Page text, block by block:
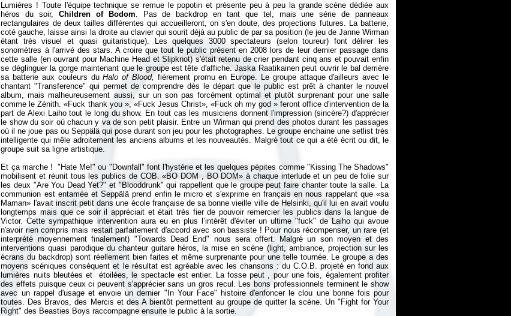
Lumières ! Toute l'équipe technique se remue le popotin et présente peu à peu la grande scène dédiée aux
héros du soir, Children of Bodom. Pas de backdrop en tant que tel, mais une série de panneaux
rectangulaires de deux tailles différentes qui accueilleront, on s'en doute, des projections futures. La batterie,
coté gauche, laisse ainsi la droite au clavier qui sourit déjà au public de par sa position (le jeu de Janne Wirman
étant très visuel et quasi guitaristique). Les quelques 3000 spectateurs (selon toureur) font délirer les
sonomètres à l'arrivé des stars. A croire que tout le public présent en 2008 lors de leur dernier passage dans
cette salle (en ouvrant pour Machine Head et Slipknot) s'était retenu de crier pendant cinq ans et pouvait enfin
se déglinguer la gorge maintenant que le groupe est tête d'affiche. Jaska Raatikainen peut ouvrir le bal derrière
sa batterie aux couleurs duHalo of Blood, fièrement promu en Europe. Le groupe attaque d'ailleurs avec le
chantant "Transference" qui permet de comprendre dès le départ que le public est prêt à chanter le nouvel
album, mais malheureusement aussi, sur un son pas forcément optimal et plutôt surprenant pour une salle
comme le Zénith. «Fuck thank you », «Fuck Jesus Christ», «Fuck oh my god » feront office d'intervention de la
part de Alexi Laiho tout le long du show. En tout cas les musiciens donnent l'impression (sincère?) d'apprécier
le show du soir où chacun y va de son petit plaisir. Entre un Wirman qui prend des photos durant les passages
où il ne joue pas ou Seppälä qui pose durant son jeu pour les photographes. Le groupe enchaine une setlist très
intelligente qui mêle adroitement les anciens albums et les nouveautés. Malgré tout ce qui a été écrit ou dit, le
groupe suit sa ligne artistique.
Et ça marche ! "Hate Me!" ou "Downfall" font l'hystérie et les quelques pépites comme "Kissing The Shadows"
mobilisent et réunit tous les publics de COB. «BO DOM , BO DOM» à chaque interlude et un peu de folie sur
les deux "Are You Dead Yet?" et "Blooddrunk" qui rappellent que le groupe peut faire chanter toute la salle. La
communion est entamée et Seppälä prend enfin le micro et s'exprime en français en nous rappelant que «sa
Maman» l'avait inscrit petit dans une école française de sa bonne vieille ville de Helsinki, qu'il lui en avait voulu
longtemps mais que ce soir il appréciait et était très fier de pouvoir remercier les publics dans la langue de
Victor. Cette sympathique intervention aura eu en plus l’intérêt d'éviter un ultime "fuck" de Laiho qui avoue
n'avoir rien compris mais restait parfaitement d'accord avec son bassiste ! Pour nous récompenser, un rare (et
interprété moyennement finalement) "Towards Dead End" nous sera offert. Malgré un son moyen et des
interventions quasi parodique du chanteur guitare héros, la mise en scène (light, ambiance, projection sur les
écrans du backdrop) sont réellement bien faites et même surprenante pour une telle tournée. Le groupe a des
moyens scéniques conséquent et le résultat est agréable avec les chansons : du C.O.B. projeté en fond aux
lumières nuits bleutées et étoilées, le spectacle est entier. La fosse peut , pour une fois, également profiter
des effets puisque ceux ci peuvent s'apprécier sans un gros recul. Les bons professionnels terminent le show
avec un rappel d'usage et envoie un dernier "In Your Face" histoire d'enfoncer le clou une bonne fois pour
toutes. Des Bravos, des Mercis et des A bientôt permettent au groupe de quitter la scène. Un "Fight for Your
Right" des Beasties Boys raccompagne ensuite le public à la sortie.